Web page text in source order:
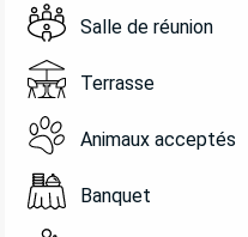
Salle de réunion
Terrasse
Animaux acceptés
Banquet